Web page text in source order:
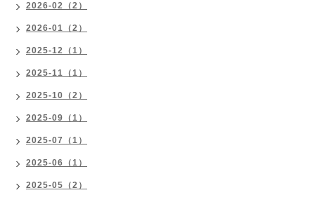
2026-02（2）
2026-01（2）
2025-12（1）
2025-11（1）
2025-10（2）
2025-09（1）
2025-07（1）
2025-06（1）
2025-05（2）